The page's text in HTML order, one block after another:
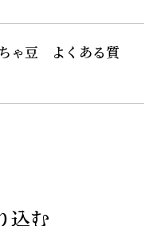
ゃ豆 よくある質
込む